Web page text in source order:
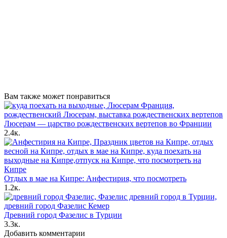
Вам также может понравиться
Люсерам — царство рождественских вертепов во Франции
2.4к.
Отдых в мае на Кипре: Анфестирия, что посмотреть
1.2к.
Древний город Фазелис в Турции
3.3к.
Добавить комментарии